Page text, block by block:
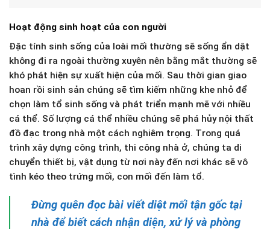
Hoạt động sinh hoạt của con người
Đặc tính sinh sống của loài mối thường sẽ sống ẩn dật
không đi ra ngoài thường xuyên nên bằng mắt thường sẽ
khó phát hiện sự xuất hiện của mối. Sau thời gian giao
hoan rồi sinh sản chúng sẽ tìm kiếm những khe nhỏ để
chọn làm tổ sinh sống và phát triển mạnh mẽ với nhiều
cá thể. Số lượng cá thể nhiều chúng sẽ phá hủy nội thất
đồ đạc trong nhà một cách nghiêm trọng. Trong quá
trình xây dựng công trình, thi công nhà ở, chúng ta di
chuyển thiết bị, vật dụng từ nơi này đến nơi khác sẽ vô
tình kéo theo trứng mối, con mối đến làm tổ.
Đừng quên đọc bài viết diệt mối tận gốc tại
nhà để biết cách nhận diện, xử lý và phòng